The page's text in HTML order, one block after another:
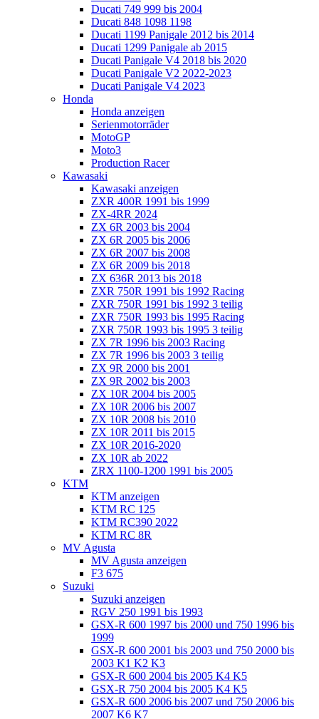
Ducati 749 999 bis 2004
Ducati 848 1098 1198
Ducati 1199 Panigale 2012 bis 2014
Ducati 1299 Panigale ab 2015
Ducati Panigale V4 2018 bis 2020
Ducati Panigale V2 2022-2023
Ducati Panigale V4 2023
Honda
Honda anzeigen
Serienmotorräder
MotoGP
Moto3
Production Racer
Kawasaki
Kawasaki anzeigen
ZXR 400R 1991 bis 1999
ZX-4RR 2024
ZX 6R 2003 bis 2004
ZX 6R 2005 bis 2006
ZX 6R 2007 bis 2008
ZX 6R 2009 bis 2018
ZX 636R 2013 bis 2018
ZXR 750R 1991 bis 1992 Racing
ZXR 750R 1991 bis 1992 3 teilig
ZXR 750R 1993 bis 1995 Racing
ZXR 750R 1993 bis 1995 3 teilig
ZX 7R 1996 bis 2003 Racing
ZX 7R 1996 bis 2003 3 teilig
ZX 9R 2000 bis 2001
ZX 9R 2002 bis 2003
ZX 10R 2004 bis 2005
ZX 10R 2006 bis 2007
ZX 10R 2008 bis 2010
ZX 10R 2011 bis 2015
ZX 10R 2016-2020
ZX 10R ab 2022
ZRX 1100-1200 1991 bis 2005
KTM
KTM anzeigen
KTM RC 125
KTM RC390 2022
KTM RC 8R
MV Agusta
MV Agusta anzeigen
F3 675
Suzuki
Suzuki anzeigen
RGV 250 1991 bis 1993
GSX-R 600 1997 bis 2000 und 750 1996 bis
1999
GSX-R 600 2001 bis 2003 und 750 2000 bis
2003 K1 K2 K3
GSX-R 600 2004 bis 2005 K4 K5
GSX-R 750 2004 bis 2005 K4 K5
GSX-R 600 2006 bis 2007 und 750 2006 bis
2007 K6 K7